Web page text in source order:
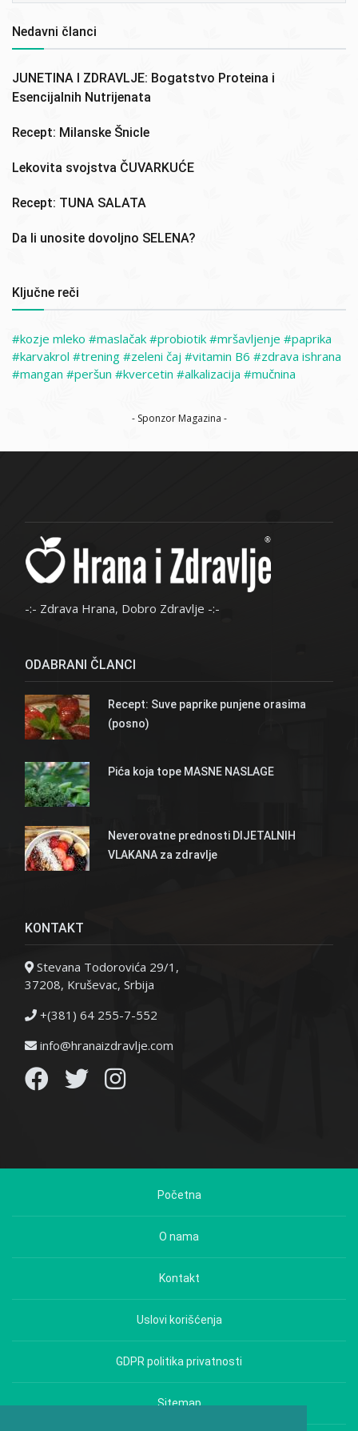
Nedavni članci
JUNETINA I ZDRAVLJE: Bogatstvo Proteina i
Esencijalnih Nutrijenata
Recept: Milanske Šnicle
Lekovita svojstva ČUVARKUĆE
Recept: TUNA SALATA
Da li unosite dovoljno SELENA?
Ključne reči
kozje mleko maslačak probiotik mršavljenje
paprika
karvakrol
trening zeleni čaj vitamin B6
zdrava ishrana
mangan
peršun kvercetin alkalizacija mučnina
- Sponzor Magazina -
-:- Zdrava Hrana, Dobro Zdravlje -:-
ODABRANI ČLANCI
Recept: Suve paprike punjene orasima
(posno)
Pića koja tope MASNE NASLAGE
Neverovatne prednosti DIJETALNIH
VLAKANA za zdravlje
KONTAKT
Stevana Todorovića 29/1,
37208, Kruševac, Srbija
+(381) 64 255-7-552
info@hranaizdravlje.com
Početna
O nama
Kontakt
Uslovi korišćenja
GDPR politika privatnosti
Sitemap